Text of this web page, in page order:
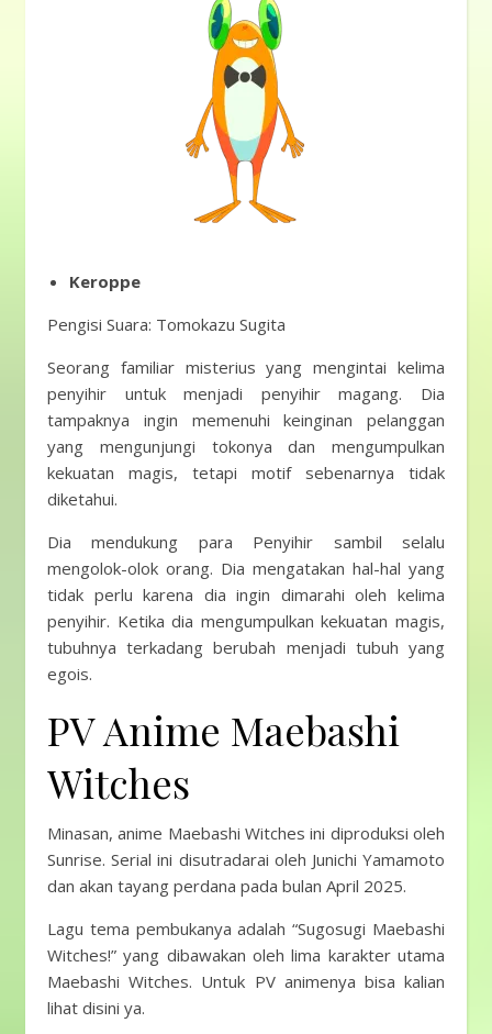
Keroppe
Pengisi Suara: Tomokazu Sugita
Seorang familiar misterius yang mengintai kelima
penyihir untuk menjadi penyihir magang. Dia
tampaknya ingin memenuhi keinginan pelanggan
yang mengunjungi tokonya dan mengumpulkan
kekuatan magis, tetapi motif sebenarnya tidak
diketahui.
Dia mendukung para Penyihir sambil selalu
mengolok-olok orang. Dia mengatakan hal-hal yang
tidak perlu karena dia ingin dimarahi oleh kelima
penyihir. Ketika dia mengumpulkan kekuatan magis,
tubuhnya terkadang berubah menjadi tubuh yang
egois.
PV Anime Maebashi
Witches
Minasan, anime Maebashi Witches ini diproduksi oleh
Sunrise. Serial ini disutradarai oleh Junichi Yamamoto
dan akan tayang perdana pada bulan April 2025.
Lagu tema pembukanya adalah “Sugosugi Maebashi
Witches!” yang dibawakan oleh lima karakter utama
Maebashi Witches. Untuk PV animenya bisa kalian
lihat disini ya.